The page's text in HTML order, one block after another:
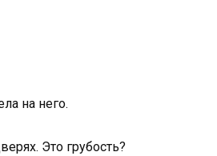
на него.
Это грубость?